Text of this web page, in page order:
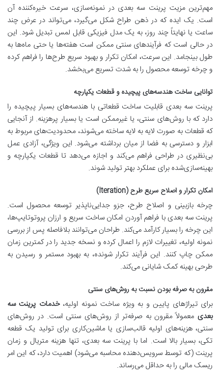
مهم‌ترین مزیت پرینت سه بعدی در نمونه‌سازی، سرعت خیره‌کننده آن
است. یک ایده که در ذهن طراح شکل می‌گیرد، می‌تواند در عرض چند
ساعت یا نهایتاً چند روز، به یک مدل فیزیکی قابل لمس تبدیل شود. این
در حالی است که فرآیندهای سنتی ممکن است هفته‌ها یا حتی ماه‌ها به
طول بینجامد. این سرعت، امکان تکرار و بهبود سریع طرح‌ها را فراهم کرده
و چرخه توسعه محصول را به شدت تسریع می‌بخشد.
توانایی ساخت هندسه‌های پیچیده و قطعات یکپارچه
پرینت سه بعدی قابلیت ساخت قطعاتی با هندسه‌های بسیار پیچیده را
دارد که با روش‌های سنتی، یا غیرممکن است یا بسیار پرهزینه. از آنجایی
که قطعات به صورت لایه به لایه ساخته می‌شوند، محدودیت‌های مربوط به
ابزار و دسترسی به فضا از میان برداشته می‌شود. این ویژگی، آزادی عمل
بی‌نظیری در طراحی فراهم می‌کند و اجازه می‌دهد تا قطعات یکپارچه و
بهینه‌سازی‌شده برای عملکرد بهتر تولید شوند.
امکان تکرار و اصلاح سریع طرح (Iteration)
چرخه بازبینی و اصلاح طرح، جزو جدایی‌ناپذیر توسعه محصول است.
پرینت سه بعدی با فراهم آوردن امکان ساخت سریع و ارزان پروتوتایپ‌ها،
این چرخه را بسیار کارآمد می‌کند. طراحان می‌توانند بلافاصله پس از بررسی
نمونه اولیه، تغییرات لازم را اعمال کرده و نسخه جدید را در کمترین زمان
ممکن چاپ کنند. این فرآیند تکرار شونده، به بهبود مستمر و رسیدن به
طرحی بهینه کمک شایانی می‌کند.
مقرون به صرفه بودن نسبت به روش‌های سنتی
برای تیراژهای پایین و به ویژه ساخت نمونه اولیه، خدمات پرینت سه
بعدی معمولاً مقرون به صرفه‌تر از روش‌های سنتی است. در روش‌های
سنتی، هزینه‌های اولیه قالب‌سازی یا ماشین‌کاری برای تولید یک قطعه
تکی، بسیار بالا است. اما با پرینت سه بعدی، تنها هزینه متریال و زمان
پرینت (که توسط سرویس‌دهنده محاسبه می‌شود) اهمیت دارد، که این امر
ریسک مالی را به حداقل می‌رساند.